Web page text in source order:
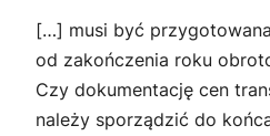
[…] musi być
od zakończenia roku
Czy dokumentację cen
należy sporządzić do